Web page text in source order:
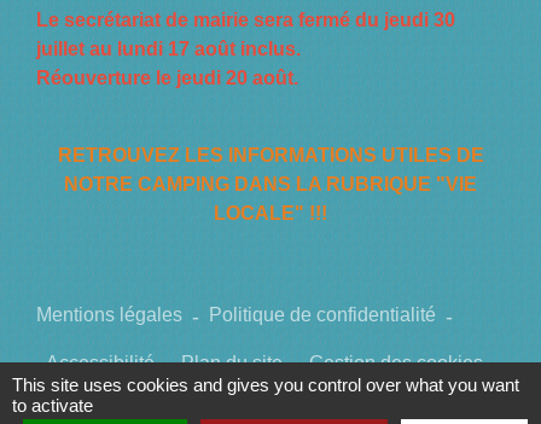
Le secrétariat de mairie sera fermé du jeudi 30
juillet au lundi 17 août inclus.
Réouverture le jeudi 20 août.
RETROUVEZ LES INFORMATIONS UTILES DE
NOTRE CAMPING DANS LA RUBRIQUE "VIE
LOCALE" !!!
Mentions légales - Politique de confidentialité -
Accessibilité - Plan du site - Gestion des cookies
This site uses cookies and gives you control over what you want
to activate